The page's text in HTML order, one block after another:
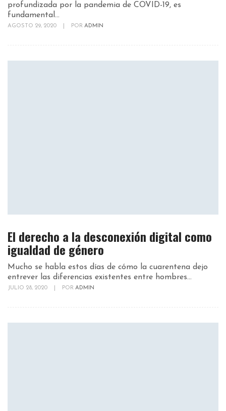
profundizada por la pandemia de COVID-19, es
fundamental...
AGOSTO 29, 2020 POR ADMIN
El derecho a la desconexión digital como
igualdad de género
Mucho se habla estos días de cómo la cuarentena dejo
entrever las diferencias existentes entre hombres...
JULIO 28, 2020 POR ADMIN